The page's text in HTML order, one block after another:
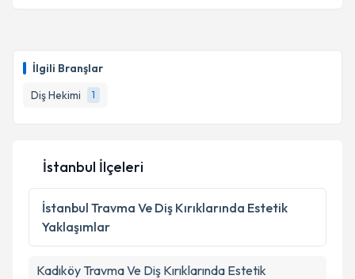
İlgili Branşlar
Diş Hekimi
1
İstanbul İlçeleri
İstanbul Travma Ve Diş Kırıklarında Estetik
Yaklaşımlar
Kadıköy Travma Ve Diş Kırıklarında Estetik